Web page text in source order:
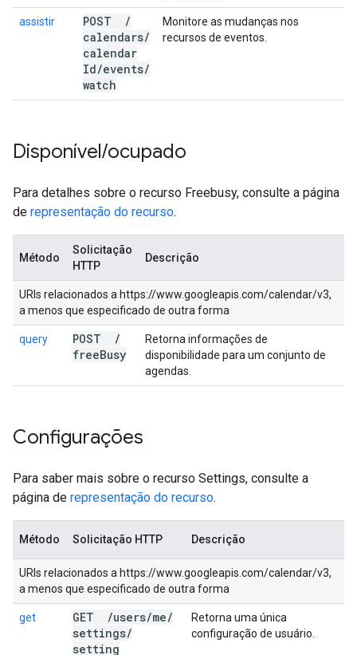
assistir POST
/
calendars/
calendar
Id/events/
watch
Monitore as mudanças nos
recursos de eventos.
Disponível/ocupado
Para detalhes sobre o recurso Freebusy, consulte a página
de representação do recurso.
Método
Solicitação
HTTP
Descrição
URIs relacionados a https://www.googleapis.com/calendar/v3,
a menos que especificado de outra forma
query POST
/
freeBusy
Retorna informações de
disponibilidade para um conjunto de
agendas.
Configurações
Para saber mais sobre o recurso Settings, consulte a
página de representação do recurso.
Método Solicitação HTTP Descrição
URIs relacionados a https://www.googleapis.com/calendar/v3,
a menos que especificado de outra forma
get GET /users/me/
settings/
setting
Retorna uma única
configuração de usuário.